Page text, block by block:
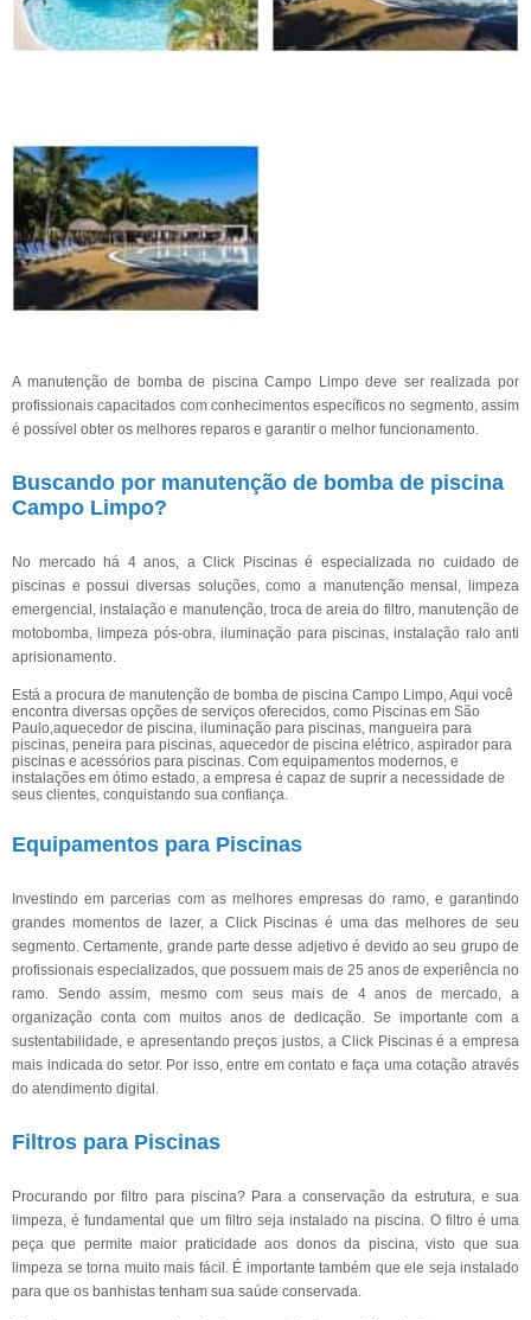
A manutenção de bomba de piscina Campo Limpo deve ser realizada por
profissionais capacitados com conhecimentos específicos no segmento, assim
é possível obter os melhores reparos e garantir o melhor funcionamento.
Buscando por manutenção de bomba de piscina
Campo Limpo?
No mercado há 4 anos, a Click Piscinas é especializada no cuidado de
piscinas e possui diversas soluções, como a manutenção mensal, limpeza
emergencial, instalação e manutenção, troca de areia do filtro, manutenção de
motobomba, limpeza pós-obra, iluminação para piscinas, instalação ralo anti
aprisionamento.
Está a procura de manutenção de bomba de piscina Campo Limpo, Aqui você
encontra diversas opções de serviços oferecidos, como Piscinas em São
Paulo,aquecedor de piscina, iluminação para piscinas, mangueira para
piscinas, peneira para piscinas, aquecedor de piscina elétrico, aspirador para
piscinas e acessórios para piscinas. Com equipamentos modernos, e
instalações em ótimo estado, a empresa é capaz de suprir a necessidade de
seus clientes, conquistando sua confiança.
Equipamentos para Piscinas
Investindo em parcerias com as melhores empresas do ramo, e garantindo
grandes momentos de lazer, a Click Piscinas é uma das melhores de seu
segmento. Certamente, grande parte desse adjetivo é devido ao seu grupo de
profissionais especializados, que possuem mais de 25 anos de experiência no
ramo. Sendo assim, mesmo com seus mais de 4 anos de mercado, a
organização conta com muitos anos de dedicação. Se importante com a
sustentabilidade, e apresentando preços justos, a Click Piscinas é a empresa
mais indicada do setor. Por isso, entre em contato e faça uma cotação através
do atendimento digital.
Filtros para Piscinas
Procurando por filtro para piscina? Para a conservação da estrutura, e sua
limpeza, é fundamental que um filtro seja instalado na piscina. O filtro é uma
peça que permite maior praticidade aos donos da piscina, visto que sua
limpeza se torna muito mais fácil. É importante também que ele seja instalado
para que os banhistas tenham sua saúde conservada.